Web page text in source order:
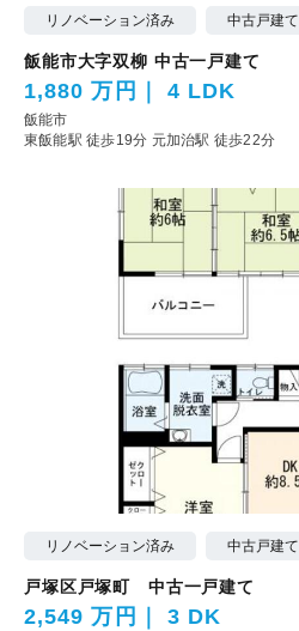
リノベーション済み 中古戸建て
飯能市大字双柳 中古一戸建て
1,880 万円 4 LDK
飯能市
東飯能駅 徒歩19分 元加治駅 徒歩22分
リノベーション済み 中古戸建て
戸塚区戸塚町 中古一戸建て
2,549 万円 3 DK